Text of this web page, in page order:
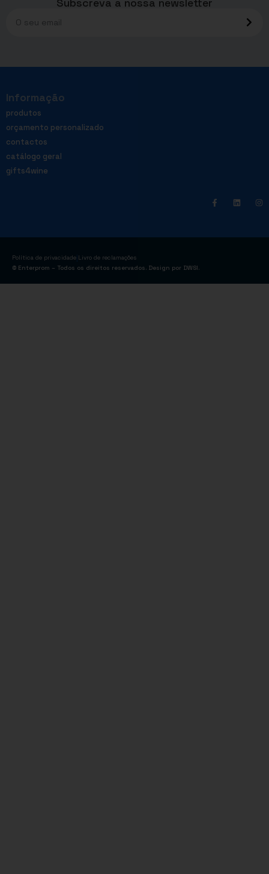
Informação
produtos
orçamento personalizado
contactos
catálogo geral
gifts4wine
Política de privacidade Livro de reclamações
© Enterprom – Todos os direitos reservados. Design por DWSI.